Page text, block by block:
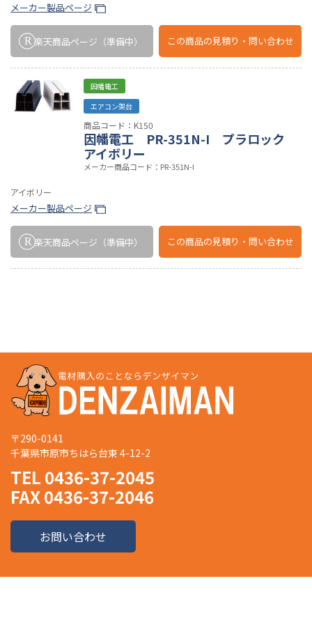
メーカー製品ページ
楽天商品ページ （準備中） この商品の見積り・問い合わせ
因幡電工
エアコン架台
商品コード：K150
因幡電工 PR-351N-I プラロック
アイボリー
メーカー商品コード：PR-351N-I
アイボリー
メーカー製品ページ
楽天商品ページ （準備中） この商品の見積り・問い合わせ
〒290-0141
千葉県市原市ちはら台東 4-12-2
TEL 0436-37-2045
FAX 0436-37-2046
お問い合わせ